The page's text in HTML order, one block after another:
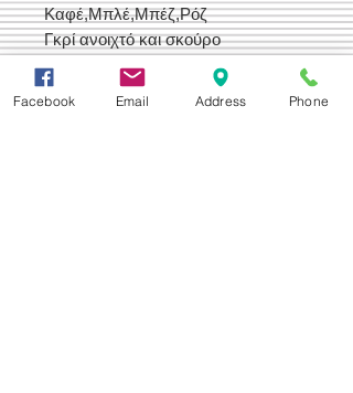
Καφέ,Μπλέ,Μπέζ,Ρόζ
Γκρί ανοιχτό και σκούρο
Facebook Email Address Phone